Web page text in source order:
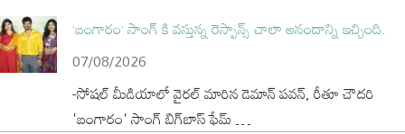
‘బంగారం’ సాంగ్ కి వస్తున్న రెస్పాన్స్ చాలా ఆనందాన్ని ఇచ్చింది.
07/08/2026
-సోషల్ మీడియాలో వైరల్ మారిన డెమాన్ పవన్, రీతూ చౌదరి
'బంగారం' సాంగ్ బిగ్‌బాస్ ఫేమ్ …